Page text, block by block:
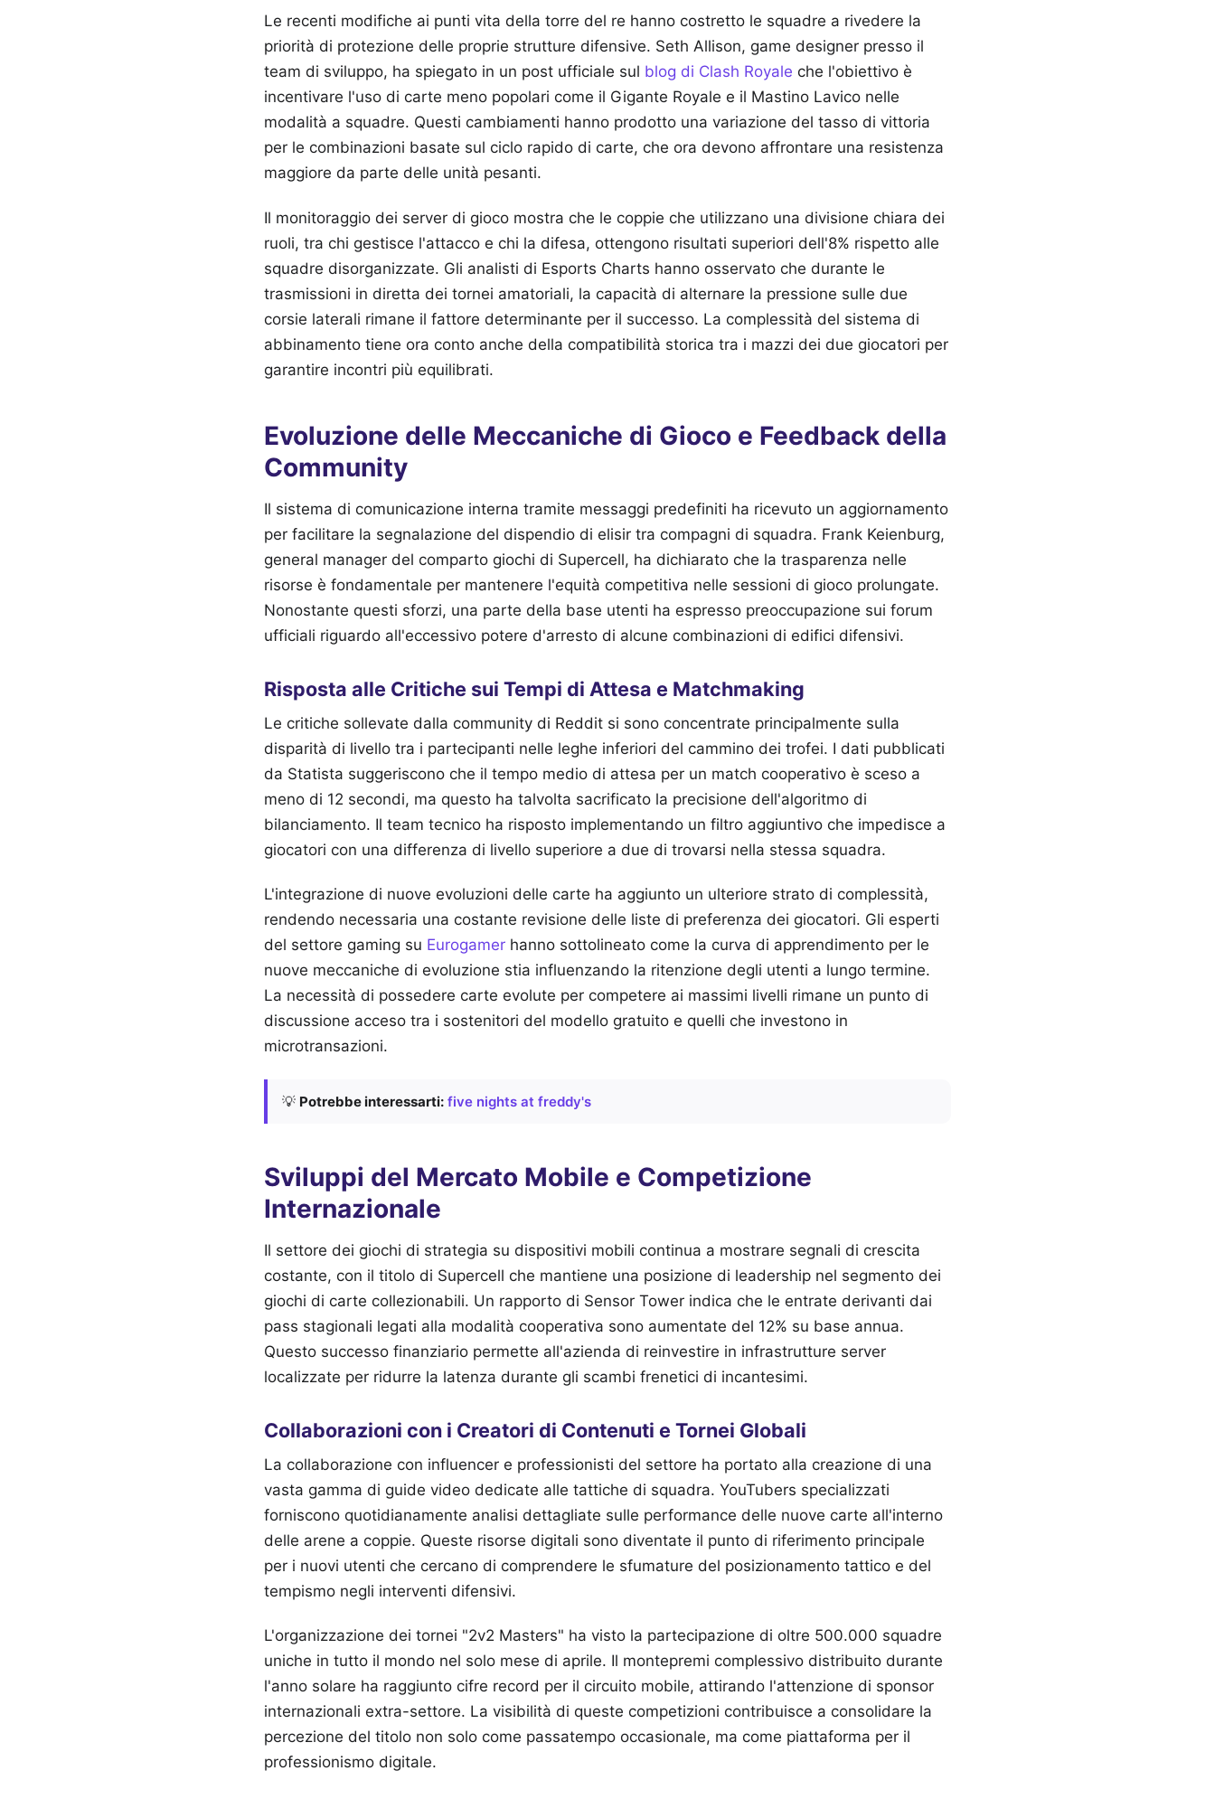
Le recenti modifiche ai punti vita della torre del re hanno costretto le squadre a rivedere la
priorità di protezione delle proprie strutture difensive. Seth Allison, game designer presso il
team di sviluppo, ha spiegato in un post ufficiale sul blog di Clash Royale che l'obiettivo è
incentivare l'uso di carte meno popolari come il Gigante Royale e il Mastino Lavico nelle
modalità a squadre. Questi cambiamenti hanno prodotto una variazione del tasso di vittoria
per le combinazioni basate sul ciclo rapido di carte, che ora devono affrontare una resistenza
maggiore da parte delle unità pesanti.
Il monitoraggio dei server di gioco mostra che le coppie che utilizzano una divisione chiara dei
ruoli, tra chi gestisce l'attacco e chi la difesa, ottengono risultati superiori dell'8% rispetto alle
squadre disorganizzate. Gli analisti di Esports Charts hanno osservato che durante le
trasmissioni in diretta dei tornei amatoriali, la capacità di alternare la pressione sulle due
corsie laterali rimane il fattore determinante per il successo. La complessità del sistema di
abbinamento tiene ora conto anche della compatibilità storica tra i mazzi dei due giocatori per
garantire incontri più equilibrati.
Evoluzione delle Meccaniche di Gioco e Feedback della
Community
Il sistema di comunicazione interna tramite messaggi predefiniti ha ricevuto un aggiornamento
per facilitare la segnalazione del dispendio di elisir tra compagni di squadra. Frank Keienburg,
general manager del comparto giochi di Supercell, ha dichiarato che la trasparenza nelle
risorse è fondamentale per mantenere l'equità competitiva nelle sessioni di gioco prolungate.
Nonostante questi sforzi, una parte della base utenti ha espresso preoccupazione sui forum
ufficiali riguardo all'eccessivo potere d'arresto di alcune combinazioni di edifici difensivi.
Risposta alle Critiche sui Tempi di Attesa e Matchmaking
Le critiche sollevate dalla community di Reddit si sono concentrate principalmente sulla
disparità di livello tra i partecipanti nelle leghe inferiori del cammino dei trofei. I dati pubblicati
da Statista suggeriscono che il tempo medio di attesa per un match cooperativo è sceso a
meno di 12 secondi, ma questo ha talvolta sacrificato la precisione dell'algoritmo di
bilanciamento. Il team tecnico ha risposto implementando un filtro aggiuntivo che impedisce a
giocatori con una differenza di livello superiore a due di trovarsi nella stessa squadra.
L'integrazione di nuove evoluzioni delle carte ha aggiunto un ulteriore strato di complessità,
rendendo necessaria una costante revisione delle liste di preferenza dei giocatori. Gli esperti
del settore gaming su Eurogamer hanno sottolineato come la curva di apprendimento per le
nuove meccaniche di evoluzione stia influenzando la ritenzione degli utenti a lungo termine.
La necessità di possedere carte evolute per competere ai massimi livelli rimane un punto di
discussione acceso tra i sostenitori del modello gratuito e quelli che investono in
microtransazioni.
💡 Potrebbe interessarti: five nights at freddy's
Sviluppi del Mercato Mobile e Competizione
Internazionale
Il settore dei giochi di strategia su dispositivi mobili continua a mostrare segnali di crescita
costante, con il titolo di Supercell che mantiene una posizione di leadership nel segmento dei
giochi di carte collezionabili. Un rapporto di Sensor Tower indica che le entrate derivanti dai
pass stagionali legati alla modalità cooperativa sono aumentate del 12% su base annua.
Questo successo finanziario permette all'azienda di reinvestire in infrastrutture server
localizzate per ridurre la latenza durante gli scambi frenetici di incantesimi.
Collaborazioni con i Creatori di Contenuti e Tornei Globali
La collaborazione con influencer e professionisti del settore ha portato alla creazione di una
vasta gamma di guide video dedicate alle tattiche di squadra. YouTubers specializzati
forniscono quotidianamente analisi dettagliate sulle performance delle nuove carte all'interno
delle arene a coppie. Queste risorse digitali sono diventate il punto di riferimento principale
per i nuovi utenti che cercano di comprendere le sfumature del posizionamento tattico e del
tempismo negli interventi difensivi.
L'organizzazione dei tornei "2v2 Masters" ha visto la partecipazione di oltre 500.000 squadre
uniche in tutto il mondo nel solo mese di aprile. Il montepremi complessivo distribuito durante
l'anno solare ha raggiunto cifre record per il circuito mobile, attirando l'attenzione di sponsor
internazionali extra-settore. La visibilità di queste competizioni contribuisce a consolidare la
percezione del titolo non solo come passatempo occasionale, ma come piattaforma per il
professionismo digitale.